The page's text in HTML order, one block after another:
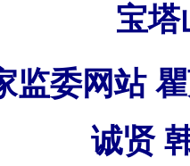
宝塔
监委网站
诚贤